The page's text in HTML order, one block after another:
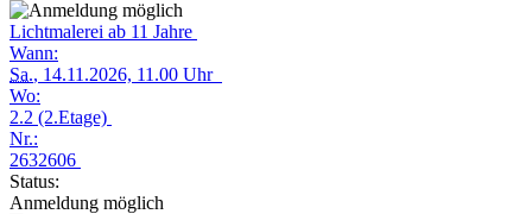
Lichtmalerei ab 11 Jahre
Wann:
Sa., 14.11.2026, 11.00 Uhr
Wo:
2.2 (2.Etage)
Nr.:
2632606
Status:
Anmeldung möglich